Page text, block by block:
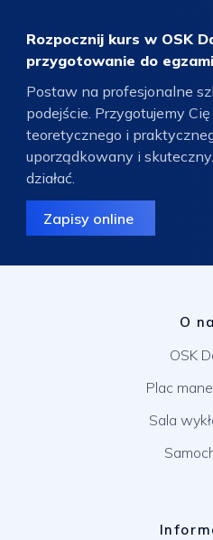
Rozpocznij kurs w OSK
przygotowanie do
Postaw na profesjonalne
podejście. Przygotujemy
teoretycznego i
uporządkowany i
działać.
Zapisy online
O
OSK
Plac
Sala